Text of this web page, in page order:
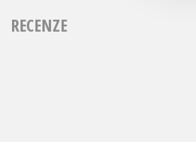
RECENZE